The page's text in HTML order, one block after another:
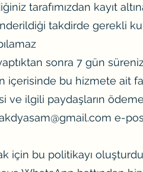
tarafımızdan kayıt
takdirde gerekli
sonra 7 gün
içerisinde bu hizmete ait
ve ilgili paydaşların
e-
için bu politikayı